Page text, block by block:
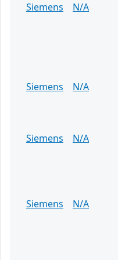
Siemens
N/A
Siemens
N/A
Siemens
N/A
Siemens
N/A